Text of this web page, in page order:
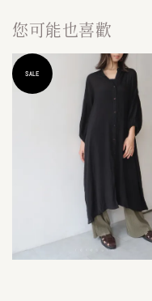
您可能也喜歡
SALE